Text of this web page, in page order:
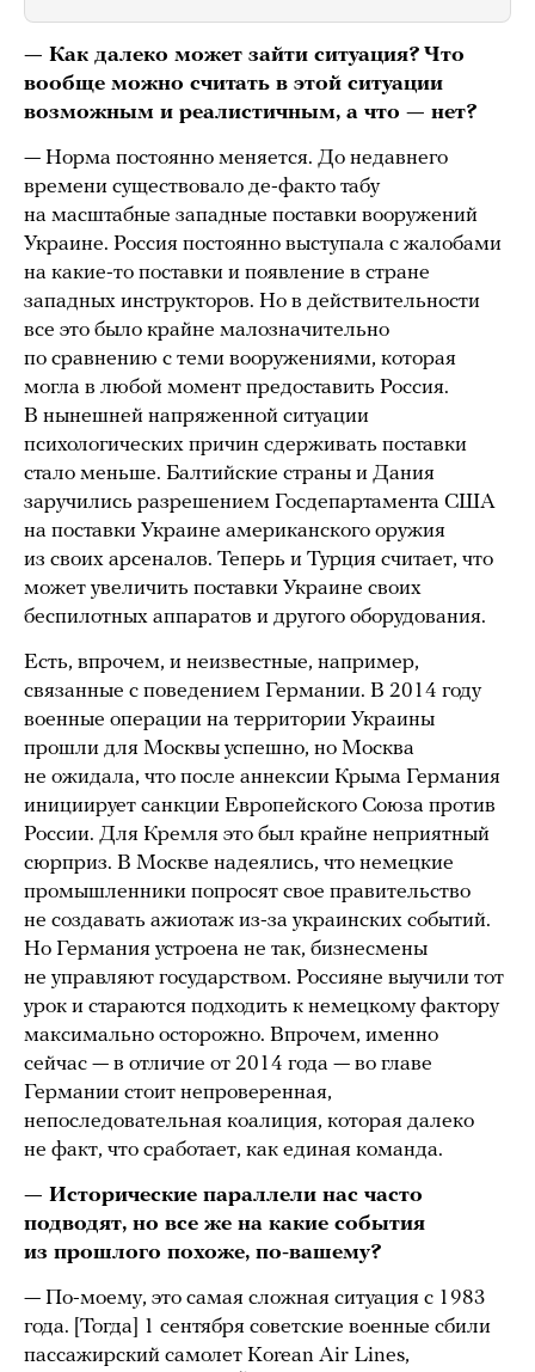
— Как далеко может зайти ситуация? Что
вообще можно считать в этой ситуации
возможным и реалистичным, а что — нет?
— Норма постоянно меняется. До недавнего
времени существовало де-факто табу
на масштабные западные поставки вооружений
Украине. Россия постоянно выступала с жалобами
на какие-то поставки и появление в стране
западных инструкторов. Но в действительности
все это было крайне малозначительно
по сравнению с теми вооружениями, которая
могла в любой момент предоставить Россия.
В нынешней напряженной ситуации
психологических причин сдерживать поставки
стало меньше. Балтийские страны и Дания
заручились разрешением Госдепартамента США
на поставки Украине американского оружия
из своих арсеналов. Теперь и Турция считает, что
может увеличить поставки Украине своих
беспилотных аппаратов и другого оборудования.
Есть, впрочем, и неизвестные, например,
связанные с поведением Германии. В 2014 году
военные операции на территории Украины
прошли для Москвы успешно, но Москва
не ожидала, что после аннексии Крыма Германия
инициирует санкции Европейского Союза против
России. Для Кремля это был крайне неприятный
сюрприз. В Москве надеялись, что немецкие
промышленники попросят свое правительство
не создавать ажиотаж из-за украинских событий.
Но Германия устроена не так, бизнесмены
не управляют государством. Россияне выучили тот
урок и стараются подходить к немецкому фактору
максимально осторожно. Впрочем, именно
сейчас — в отличие от 2014 года — во главе
Германии стоит непроверенная,
непоследовательная коалиция, которая далеко
не факт, что сработает, как единая команда.
— Исторические параллели нас часто
подводят, но все же на какие события
из прошлого похоже, по-вашему?
— По-моему, это самая сложная ситуация с 1983
года. [Тогда] 1 сентября советские военные сбили
пассажирский самолет Korean Air Lines,